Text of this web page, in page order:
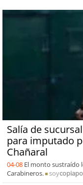
Salía de
para imputado
Chañaral
04-08 El monto sustraído
Carabineros.
soycopiapo